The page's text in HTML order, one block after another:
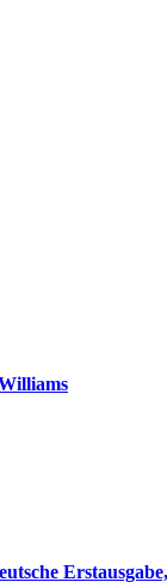
Ausgabe ‏ : ‎ 848 Seiten,